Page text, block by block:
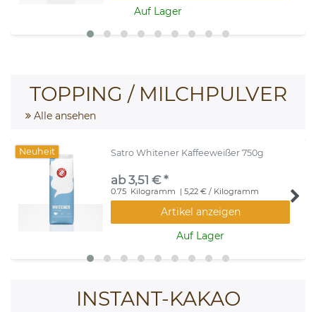
Auf Lager
TOPPING / MILCHPULVER
Alle ansehen
Neuheit Satro Whitener Kaffeeweißer 750g
ab 3,51 € *
0.75 Kilogramm | 5,22 € / Kilogramm
Artikel anzeigen
Auf Lager
INSTANT-KAKAO